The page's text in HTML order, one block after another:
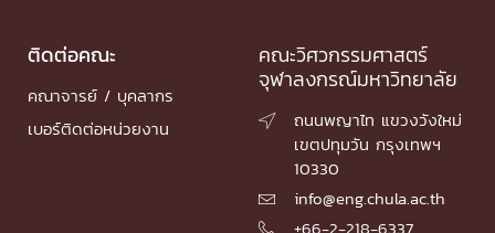
ติดต่อคณะ
คณาจารย์ / บุคลากร
เบอร์ติดต่อหน่วยงาน
คณะวิศวกรรมศาสตร์
จุฬาลงกรณ์มหาวิทยาลัย

ถนนพญาไท แขวงวังใหม่
เขตปทุมวัน กรุงเทพฯ
10330
 info@eng.chula.ac.th
 +66-2-218-6337